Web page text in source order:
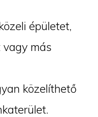
épületet,
vagy más
közelíthető